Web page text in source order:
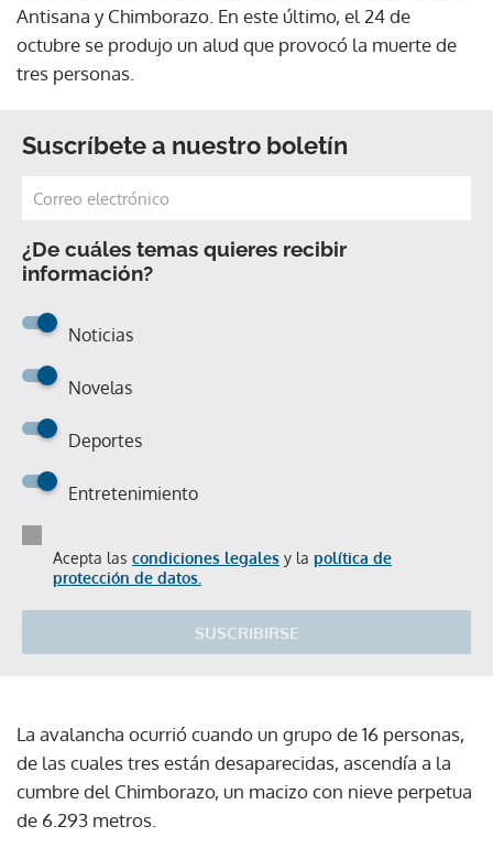
Antisana y Chimborazo. En este último, el 24 de
octubre se produjo un alud que provocó la muerte de
tres personas.
Suscríbete a nuestro boletín
¿De cuáles temas quieres recibir
información?
Noticias
Novelas
Deportes
Entretenimiento
Acepta las condiciones legales y la política de
protección de datos.
SUSCRIBIRSE
La avalancha ocurrió cuando un grupo de 16 personas,
de las cuales tres están desaparecidas, ascendía a la
cumbre del Chimborazo, un macizo con nieve perpetua
de 6.293 metros.